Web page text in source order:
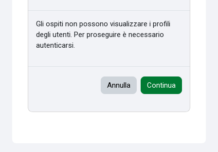
Gli ospiti non possono visualizzare i profili
degli utenti. Per proseguire è necessario
autenticarsi.
Annulla Continua